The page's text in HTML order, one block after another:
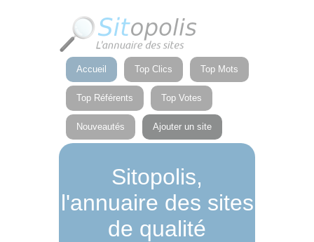
Accueil Top Clics Top Mots
Top Référents Top Votes
Nouveautés Ajouter un site
Sitopolis,
l'annuaire des sites
de qualité